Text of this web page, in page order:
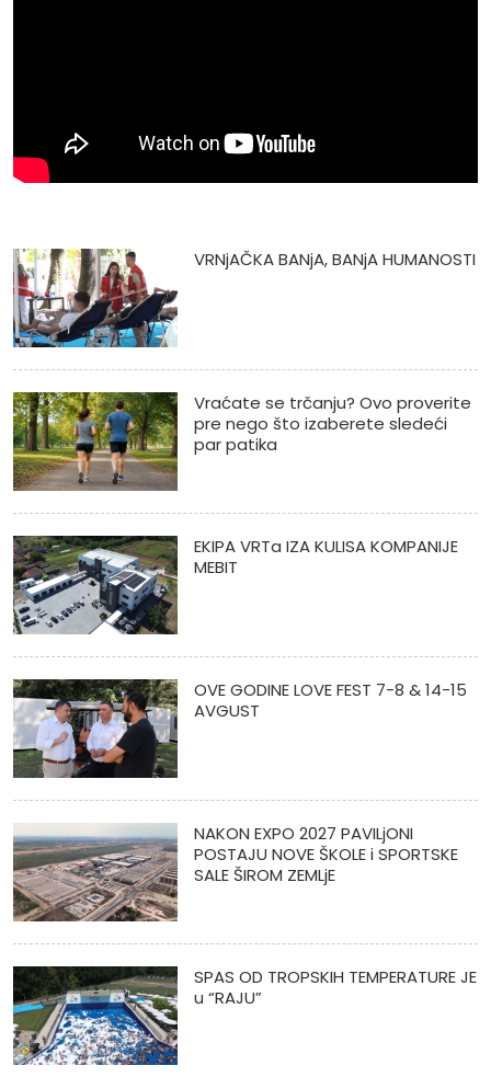
VRNjAČKA BANjA, BANjA HUMANOSTI
Vraćate se trčanju? Ovo proverite
pre nego što izaberete sledeći
par patika
EKIPA VRTa IZA KULISA KOMPANIJE
MEBIT
OVE GODINE LOVE FEST 7-8 & 14-15
AVGUST
NAKON EXPO 2027 PAVILjONI
POSTAJU NOVE ŠKOLE i SPORTSKE
SALE ŠIROM ZEMLjE
SPAS OD TROPSKIH TEMPERATURE JE
u “RAJU”